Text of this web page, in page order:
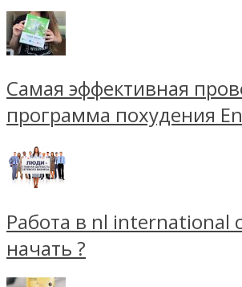
Самая эффективная
программа похудения
Работа в nl international
начать ?